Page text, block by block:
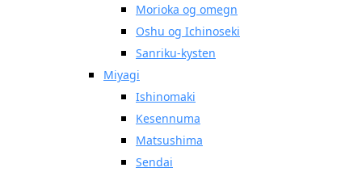
Morioka og omegn
Oshu og Ichinoseki
Sanriku-kysten
Miyagi
Ishinomaki
Kesennuma
Matsushima
Sendai